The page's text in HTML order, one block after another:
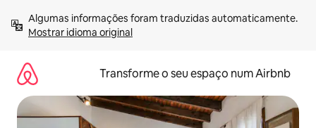
para
Mostrar idioma original
Transforme o seu espaço num Airbnb